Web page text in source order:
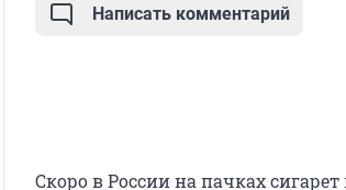
Написать комментарий
Скоро в России на пачках